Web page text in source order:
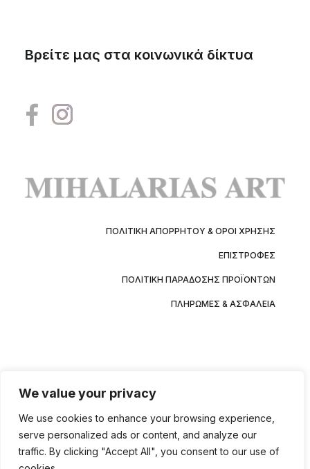
We value your privacy
We use cookies to enhance your browsing experience,
serve personalized ads or content, and analyze our
traffic. By clicking "Accept All", you consent to our use of
Βρείτε μας στα κοινωνικά δίκτυα
ΠΟΛΙΤΙΚΉ ΑΠΟΡΡΉΤΟΥ & ΌΡΟΙ ΧΡΉΣΗΣ
ΕΠΙΣΤΡΟΦΈΣ
ΠΟΛΙΤΙΚΉ ΠΑΡΆΔΟΣΗΣ ΠΡΟΪΌΝΤΩΝ
ΠΛΗΡΩΜΈΣ & ΑΣΦΆΛΕΙΑ